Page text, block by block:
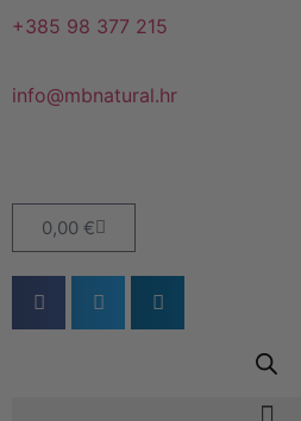
+385 98 377 215
info@mbnatural.hr
0,00 €